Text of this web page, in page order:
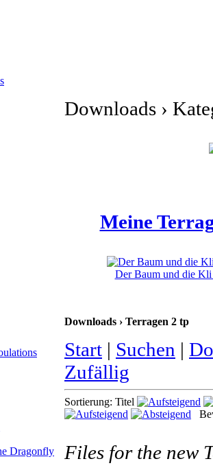
Dragonfly
Downloads ›
Meine
Der Baum und die Kli
Downloads › Terragen 2 tp
Start | Suchen |
Zufällig
Sortierung: Titel
Files for the new